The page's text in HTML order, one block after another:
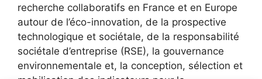
recherche collaboratifs en France et en Europe
autour de l’éco-innovation, de la prospective
technologique et sociétale, de la responsabilité
sociétale d’entreprise (RSE), la gouvernance
environnementale et, la conception, sélection et